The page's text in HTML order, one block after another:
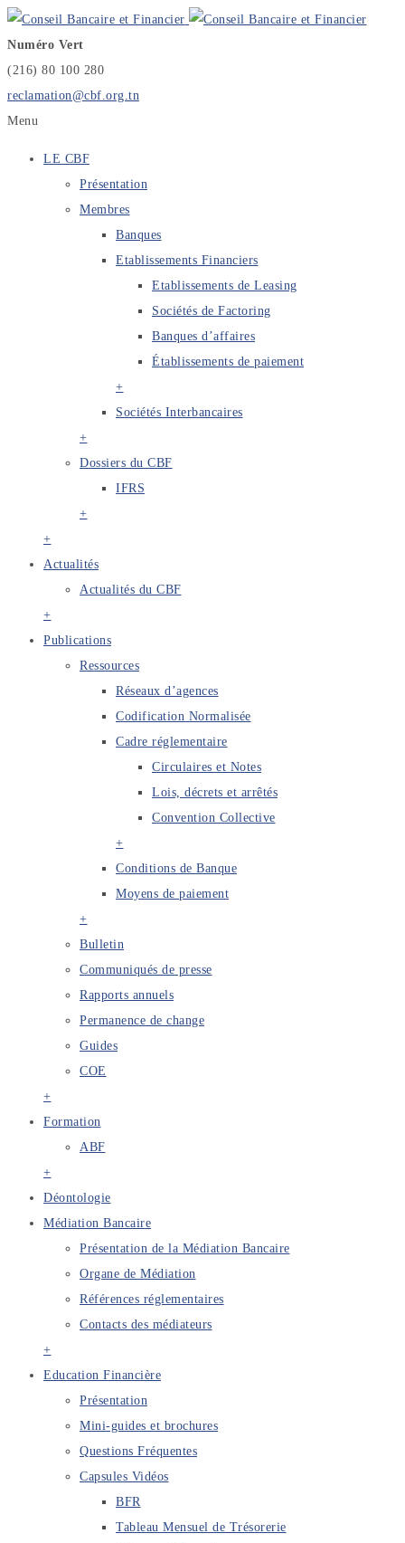
Numéro Vert
(216) 80 100 280
reclamation@cbf.org.tn
Menu
LE CBF
Présentation
Membres
Banques
Etablissements Financiers
Etablissements de Leasing
Sociétés de Factoring
Banques d’affaires
Établissements de paiement
+
Sociétés Interbancaires
+
Dossiers du CBF
IFRS
+
+
Actualités
Actualités du CBF
+
Publications
Ressources
Réseaux d’agences
Codification Normalisée
Cadre réglementaire
Circulaires et Notes
Lois, décrets et arrêtés
Convention Collective
+
Conditions de Banque
Moyens de paiement
+
Bulletin
Communiqués de presse
Rapports annuels
Permanence de change
Guides
COE
+
Formation
ABF
+
Déontologie
Médiation Bancaire
Présentation de la Médiation Bancaire
Organe de Médiation
Références réglementaires
Contacts des médiateurs
+
Education Financière
Présentation
Mini-guides et brochures
Questions Fréquentes
Capsules Vidéos
BFR
Tableau Mensuel de Trésorerie